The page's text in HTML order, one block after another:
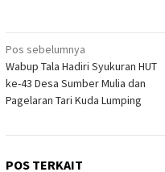
Navigasi
pos
Pos sebelumnya
Wabup Tala Hadiri Syukuran HUT
ke-43 Desa Sumber Mulia dan
Pagelaran Tari Kuda Lumping
POS TERKAIT